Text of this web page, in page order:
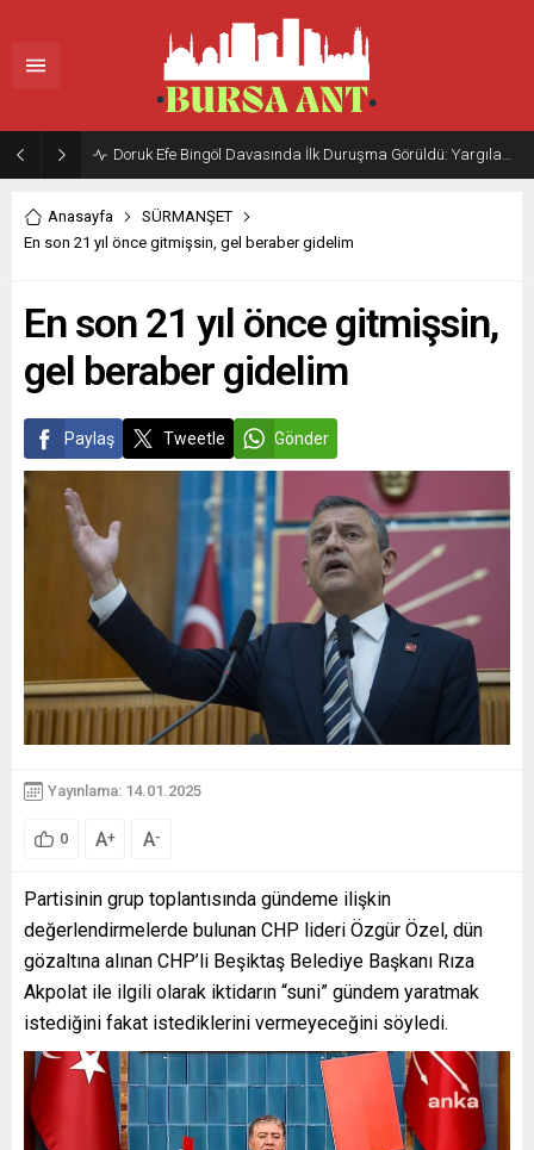
Doruk Efe Bingöl Davasında İlk Duruşma Görüldü: Yargılama 20 Ekim 2026’ya Ertelendi
Anasayfa
SÜRMANŞET
En son 21 yıl önce gitmişsin, gel beraber gidelim
En son 21 yıl önce gitmişsin,
gel beraber gidelim
Paylaş Tweetle Gönder
Yayınlama: 14.01.2025
0 A+ A-
Partisinin grup toplantısında gündeme ilişkin
değerlendirmelerde bulunan CHP lideri Özgür Özel, dün
gözaltına alınan CHP’li Beşiktaş Belediye Başkanı Rıza
Akpolat ile ilgili olarak iktidarın “suni” gündem yaratmak
istediğini fakat istediklerini vermeyeceğini söyledi.